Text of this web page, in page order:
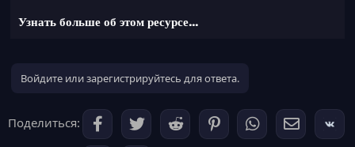
Узнать больше об этом ресурсе...
Войдите или зарегистрируйтесь для ответа.
Поделиться: